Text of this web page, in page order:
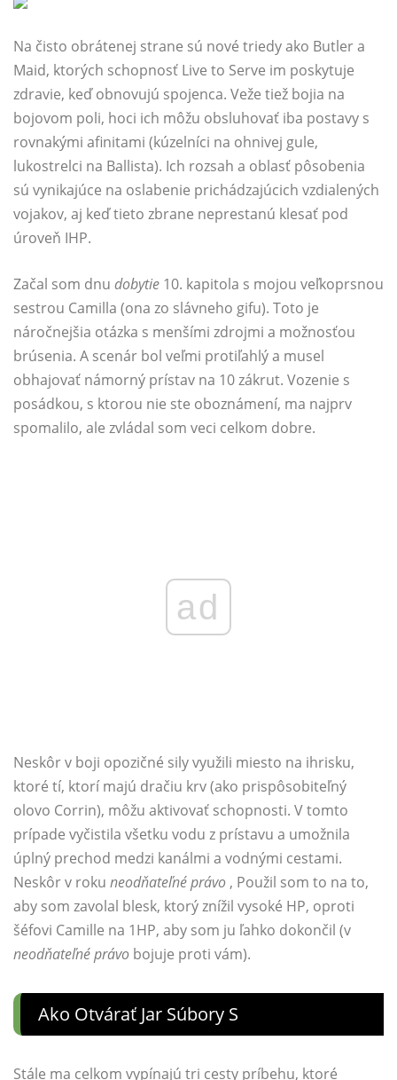
Na čisto obrátenej strane sú nové triedy ako Butler a
Maid, ktorých schopnosť Live to Serve im poskytuje
zdravie, keď obnovujú spojenca. Veže tiež bojia na
bojovom poli, hoci ich môžu obsluhovať iba postavy s
rovnakými afinitami (kúzelníci na ohnivej gule,
lukostrelci na Ballista). Ich rozsah a oblasť pôsobenia
sú vynikajúce na oslabenie prichádzajúcich vzdialených
vojakov, aj keď tieto zbrane neprestanú klesať pod
úroveň IHP.
Začal som dnu dobytie 10. kapitola s mojou veľkoprsnou
sestrou Camilla (ona zo slávneho gifu). Toto je
náročnejšia otázka s menšími zdrojmi a možnosťou
brúsenia. A scenár bol veľmi protiľahlý a musel
obhajovať námorný prístav na 10 zákrut. Vozenie s
posádkou, s ktorou nie ste oboznámení, ma najprv
spomalilo, ale zvládal som veci celkom dobre.
ad
Neskôr v boji opozičné sily využili miesto na ihrisku,
ktoré tí, ktorí majú dračiu krv (ako prispôsobiteľný
olovo Corrin), môžu aktivovať schopnosti. V tomto
prípade vyčistila všetku vodu z prístavu a umožnila
úplný prechod medzi kanálmi a vodnými cestami.
Neskôr v roku neodňateľné právo , Použil som to na to,
aby som zavolal blesk, ktorý znížil vysoké HP, oproti
šéfovi Camille na 1HP, aby som ju ľahko dokončil (v
neodňateľné právo bojuje proti vám).
Ako Otvárať Jar Súbory S
Stále ma celkom vypínajú tri cesty príbehu, ktoré